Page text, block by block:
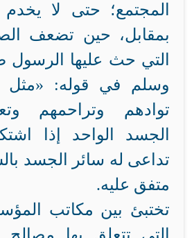
المجتمع؛ حتى لا يخدم
بمقابل، حين تضعف
التي حث عليها الرسول
وسلم في قوله: «مثل
توادهم وتراحمهم
الجسد الواحد إذا
تداعى له سائر الجسد
متفق عليه.
تختبئ بين مكاتب